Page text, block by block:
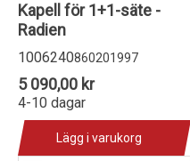
Kapell för 1+1-säte -
Radien
1006240860201997
5 090,00 kr
4-10 dagar
Lägg i varukorg